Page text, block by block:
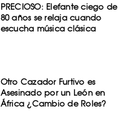
PRECIOSO: Elefante ciego de
80 años se relaja cuando
escucha música clásica
Otro Cazador Furtivo es
Asesinado por un León en
África ¿Cambio de Roles?